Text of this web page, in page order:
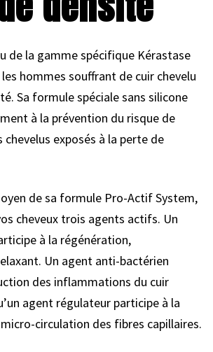
de la gamme spécifique Kérastase
hommes souffrant de cuir chevelu
Sa formule spéciale sans silicone
à la prévention du risque de
chevelus exposés à la perte de
de sa formule Pro-Actif System,
cheveux trois agents actifs. Un
à la régénération,
Un agent anti-bactérien
des inflammations du cuir
agent régulateur participe à la
circulation des fibres capillaires.